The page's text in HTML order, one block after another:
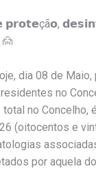
dia 08 de
no
no
(oitocentos e
por aquela